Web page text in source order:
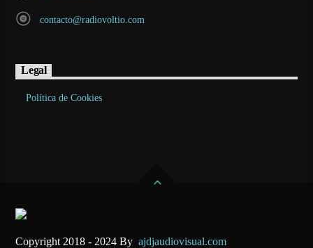
contacto@radiovoltio.com
Legal
Política de Cookies
Copyright 2018 - 2024 Byajdjaudiovisual.com